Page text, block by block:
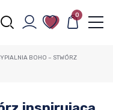
0
BOHO – STWÓRZ